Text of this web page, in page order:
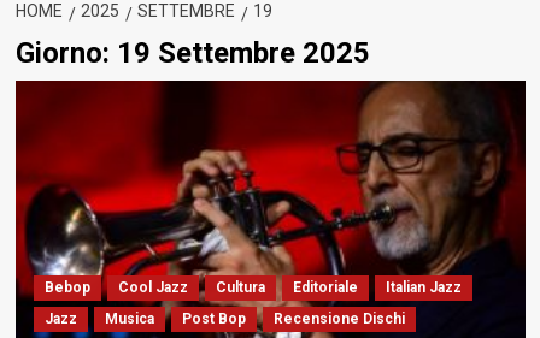
HOME 2025 SETTEMBRE 19
Giorno: 19 Settembre 2025
Bebop Cool Jazz Cultura Editoriale
Italian Jazz
Jazz
Musica Post Bop
Recensione Dischi